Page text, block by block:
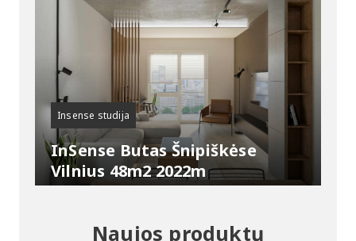
Insense studija
InSense Butas Šnipiškėse
Vilnius 48m2 2022m
Naujos produktų